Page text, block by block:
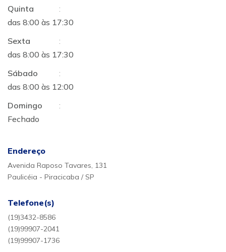
Quinta
:
das 8:00 às 17:30
Sexta
:
das 8:00 às 17:30
Sábado
:
das 8:00 às 12:00
Domingo
:
Fechado
Endereço
Avenida Raposo Tavares, 131
Paulicéia - Piracicaba / SP
Telefone(s)
(19)3432-8586
(19)99907-2041
(19)99907-1736